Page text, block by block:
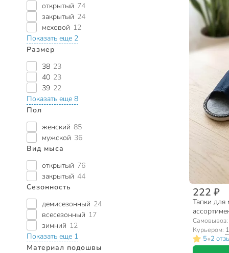
открытый 74
закрытый 24
меховой 12
Показать еще 2
Размер
38 23
40 23
39 22
Показать еще 8
Пол
женский 85
мужской 36
Вид мыса
открытый 76
закрытый 44
Сезонность
демисезонный 24
всесезонный 17
зимний 12
Показать еще 1
Материал подошвы
222 ₽
Тапки для
Самовывоз:
Курьером:
5•2